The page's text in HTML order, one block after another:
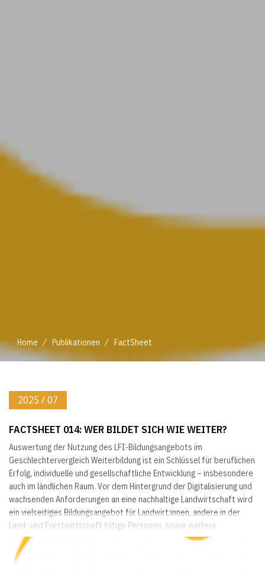
Home / Publikationen / FactSheet
2025 / 07
FACTSHEET 014: WER BILDET SICH WIE WEITER?
Auswertung der Nutzung des LFI-Bildungsangebots im
Geschlechtervergleich Weiterbildung ist ein Schlüssel für beruflichen
Erfolg, individuelle und gesellschaftliche Entwicklung – insbesondere
auch im ländlichen Raum. Vor dem Hintergrund der Digitalisierung und
wachsenden Anforderungen an eine nachhaltige Landwirtschaft wird
ein vielseitiges Bildungsangebot für Landwirt:innen, andere in der
Land- und Forstwirtschaft tätige Personen, sowie weitere
Interessierte im ländlichen Raum...